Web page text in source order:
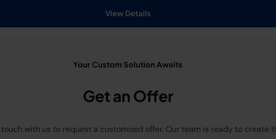
View Details
Your Custom Solution Awaits
Get an Offer
with us to request a customized offer. Our team is ready to create